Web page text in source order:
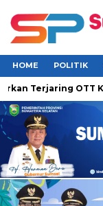
HOME POLITIK
OTT Kejati